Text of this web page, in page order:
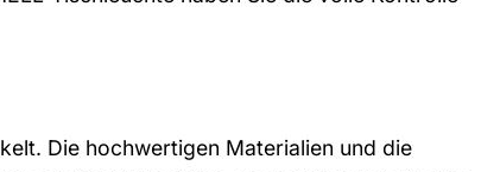
Die hochwertigen Materialien und die